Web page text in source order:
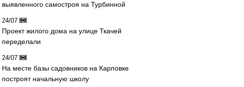
выявленного самостроя на Турбинной
24/07
Проект жилого дома на улице Ткачей
переделали
24/07
На месте базы садовников на Карповке
построят начальную школу